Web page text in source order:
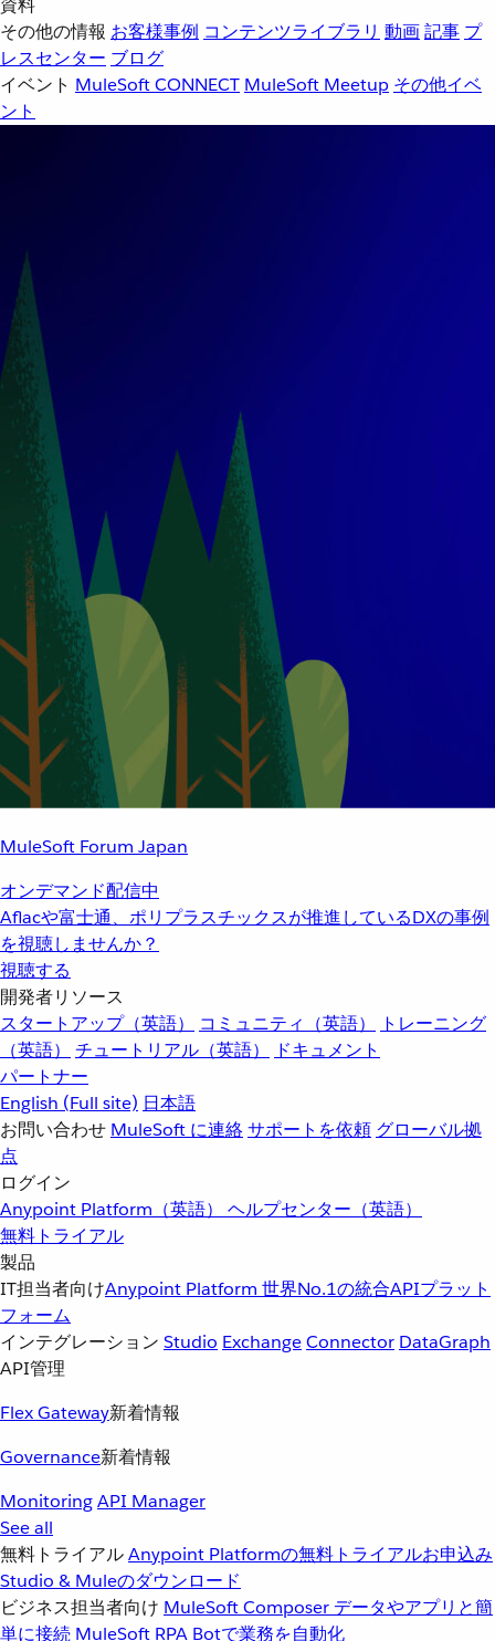
資料
その他の情報 お客様事例 コンテンツライブラリ 動画記事 プ
レスセンター ブログ
イベント MuleSoft CONNECT MuleSoft Meetup その他イベ
ント
MuleSoft Forum Japan
オンデマンド配信中
Aflacや富士通、ポリプラスチックスが推進しているDXの事例
を視聴しませんか？
視聴する
開発者リソース
スタートアップ（英語）
コミュニティ（英語）
トレーニング
（英語）
チュートリアル（英語）
ドキュメント
パートナー
English (Full site) 日本語
お問い合わせ MuleSoft に連絡サポートを依頼 グローバル拠
点
ログイン
Anypoint Platform（英語） ヘルプセンター（英語）
無料トライアル
製品
IT担当者向けAnypoint Platform 世界No.1の統合APIプラット
フォーム
インテグレーション Studio ExchangeConnector DataGraph
API管理
Flex Gateway新着情報
Governance新着情報
MonitoringAPI Manager
See all
無料トライアルAnypoint Platformの無料トライアルお申込み
Studio & Muleのダウンロード
ビジネス担当者向け MuleSoft Composer データやアプリと簡
単に接続 MuleSoft RPA Botで業務を自動化